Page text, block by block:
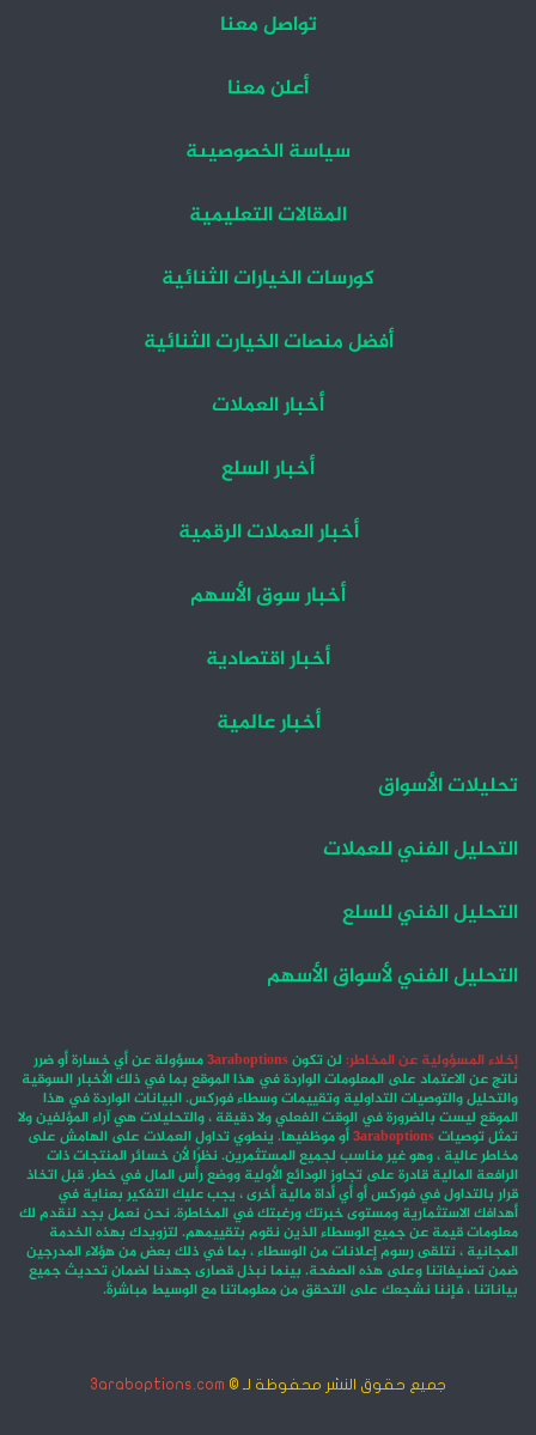
تواصل معنا
أعلن معنا
سياسة الخصوصيىة
المقالات التعليمية
كورسات الخيارات الثنائية
أفضل منصات الخيارت الثنائية
أخبار العملات
أخبار السلع
أخبار العملات الرقمية
أخبار سوق الأسهم
أخبار اقتصادية
أخبار عالمية
تحليلات الأسواق
التحليل الفني للعملات
التحليل الفني للسلع
التحليل الفني لأسواق الأسهم
إخلاء المسؤولية عن المخاطر: لن تكون3araboptionsمسؤولة عن أي خسارة أو ضرر
ناتج عن الاعتماد على المعلومات الواردة في هذا الموقع بما في ذلك الأخبار السوقية
والتحليل والتوصيات التداولية وتقييمات وسطاء فوركس. البيانات الواردة في هذا
الموقع ليست بالضرورة في الوقت الفعلي ولا دقيقة ، والتحليلات هي آراء المؤلفين ولا
تمثل توصيات3araboptionsأو موظفيها. ينطوي تداول العملات على الهامش على
مخاطر عالية ، وهو غير مناسب لجميع المستثمرين. نظرًا لأن خسائر المنتجات ذات
الرافعة المالية قادرة على تجاوز الودائع الأولية ووضع رأس المال في خطر. قبل اتخاذ
قرار بالتداول في فوركس أو أي أداة مالية أخرى ، يجب عليك التفكير بعناية في
أهدافك الاستثمارية ومستوى خبرتك ورغبتك في المخاطرة. نحن نعمل بجد لنقدم لك
معلومات قيمة عن جميع الوسطاء الذين نقوم بتقييمهم. لتزويدك بهذه الخدمة
المجانية ، نتلقى رسوم إعلانات من الوسطاء ، بما في ذلك بعض من هؤلاء المدرجين
ضمن تصنيفاتنا وعلى هذه الصفحة. بينما نبذل قصارى جهدنا لضمان تحديث جميع
بياناتنا ، فإننا نشجعك على التحقق من معلوماتنا مع الوسيط مباشرةً.
جميع حقوق النشر محفوظة لـ © 3araboptions.com